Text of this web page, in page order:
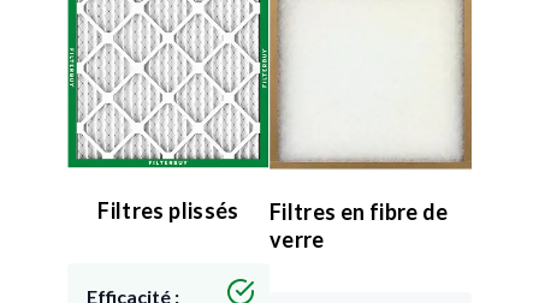
Filtres plissés
Efficacité :
Filtres en fibre de
verre